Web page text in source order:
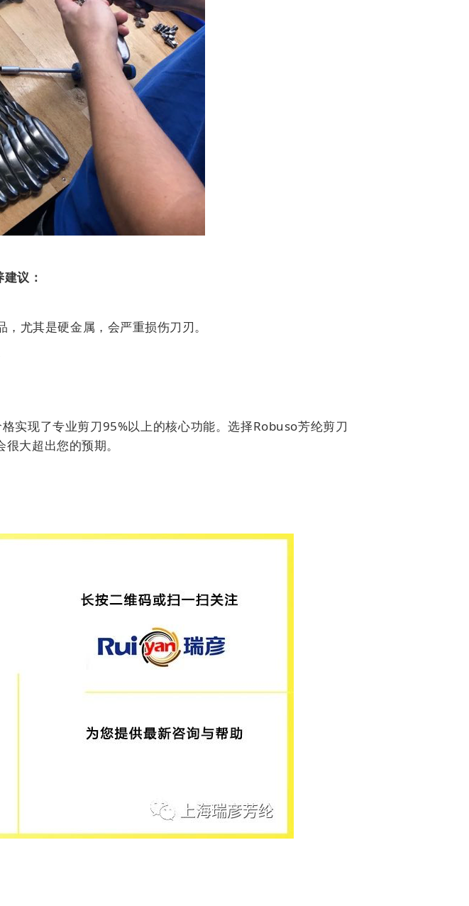
议：
尤其是硬金属，会严重损伤刀刃。
实现了专业剪刀95%以上的核心功能。选择Robuso芳纶剪刀
很大超出您的预期。